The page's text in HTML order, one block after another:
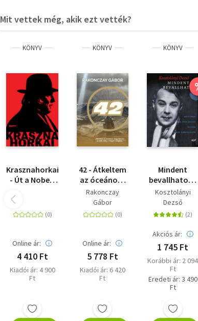
Amerikában, a szabadság - számára nagyon is lélektelen -
Mit vettek még, akik ezt vették?
KÖNYV
Krasznahorkai
- Út a Nobel-
Online ár:
4 410 Ft
Kiadói ár: 4 900
Ft
KÖNYV
42 - Átkeltem
az óceánon,
hogy lássam
az erőt, mely
a világot
mozgatja...
Rakonczay
Gábor
Online ár:
5 778 Ft
Kiadói ár: 6 420
Ft
KÖNYV
Mindent
bevallhatok -
Kötetben meg
nem jelent
írások és más
újdonságok
Kosztolányi
Dezső
Akciós ár:
1 745 Ft
Korábbi ár: 2 094
Ft
Eredeti ár: 3 490
Ft